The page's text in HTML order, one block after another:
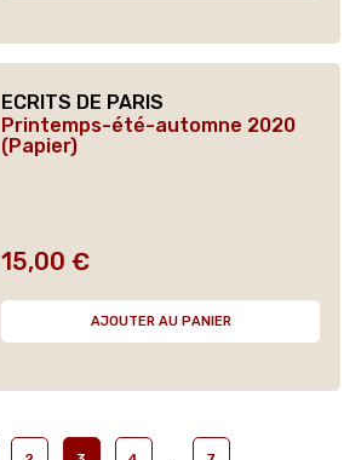
ECRITS DE PARIS
Printemps-été-automne 2020
(Papier)
Prix
15,00 €
AJOUTER AU PANIER